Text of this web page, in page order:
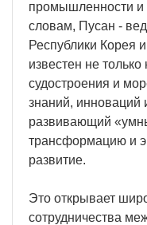
промышленности и
словам, Пусан -
Республики Корея
известен не только
судостроения и
знаний, инноваций
развивающий
трансформацию и
развитие.
Это открывает
сотрудничества